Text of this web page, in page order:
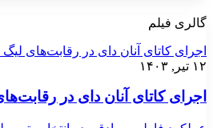
گالری فیلم
اجرای کاتای آنان دای در رقابت‌های لیگ
۱۲ تیر, ۱۴۰۳
اجرای کاتای آنان دای در رقابت‌های